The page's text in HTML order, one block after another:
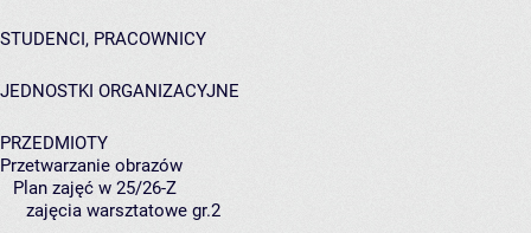
STUDENCI, PRACOWNICY
JEDNOSTKI ORGANIZACYJNE
PRZEDMIOTY
Przetwarzanie obrazów
Plan zajęć w 25/26-Z
zajęcia warsztatowe gr.2